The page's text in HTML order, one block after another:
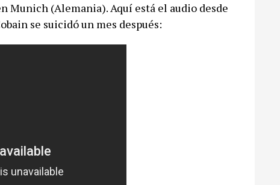
Munich (Alemania). Aquí está el audio desde
se suicidó un mes después: